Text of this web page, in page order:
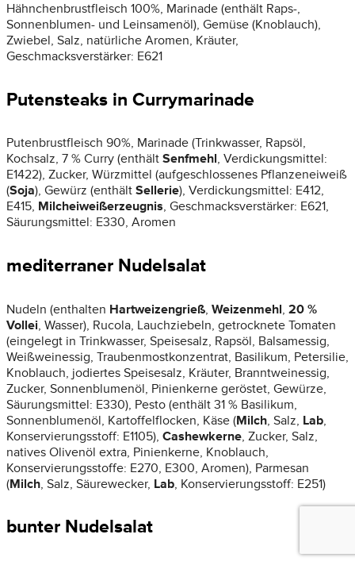
Hähnchenbrustfleisch 100%, Marinade (enthält Raps-,
Sonnenblumen- und Leinsamenöl), Gemüse (Knoblauch),
Zwiebel, Salz, natürliche Aromen, Kräuter,
Geschmacksverstärker: E621
Putensteaks in Currymarinade
Putenbrustfleisch 90%, Marinade (Trinkwasser, Rapsöl,
Kochsalz, 7 % Curry (enthält Senfmehl, Verdickungsmittel:
E1422), Zucker, Würzmittel (aufgeschlossenes Pflanzeneiweiß
(Soja), Gewürz (enthält Sellerie), Verdickungsmittel: E412,
E415, Milcheiweißerzeugnis, Geschmacksverstärker: E621,
Säurungsmittel: E330, Aromen
mediterraner Nudelsalat
Nudeln (enthalten Hartweizengrieß, Weizenmehl, 20 %
Vollei, Wasser), Rucola, Lauchziebeln, getrocknete Tomaten
(eingelegt in Trinkwasser, Speisesalz, Rapsöl, Balsamessig,
Weißweinessig, Traubenmostkonzentrat, Basilikum, Petersilie,
Knoblauch, jodiertes Speisesalz, Kräuter, Branntweinessig,
Zucker, Sonnenblumenöl, Pinienkerne geröstet, Gewürze,
Säurungsmittel: E330), Pesto (enthält 31 % Basilikum,
Sonnenblumenöl, Kartoffelflocken, Käse (Milch, Salz, Lab,
Konservierungsstoff: E1105), Cashewkerne, Zucker, Salz,
natives Olivenöl extra, Pinienkerne, Knoblauch,
Konservierungsstoffe: E270, E300, Aromen), Parmesan
(Milch, Salz, Säurewecker, Lab, Konservierungsstoff: E251)
bunter Nudelsalat